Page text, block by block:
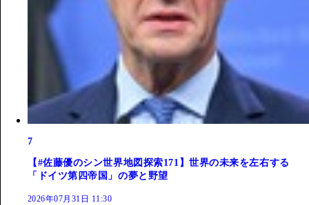
7
【#佐藤優のシン世界地図探索171】世界の未来を左右する
「ドイツ第四帝国」の夢と野望
2026年07月31日 11:30